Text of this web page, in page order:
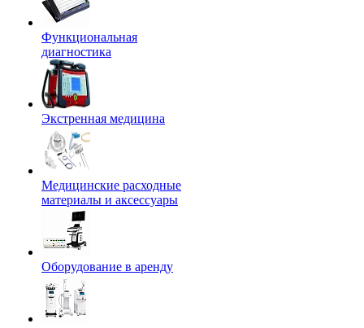
Функциональная
диагностика
Экстренная медицина
Медицинские расходные
материалы и аксессуары
Оборудование в аренду